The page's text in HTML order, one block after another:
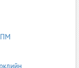
ПМ